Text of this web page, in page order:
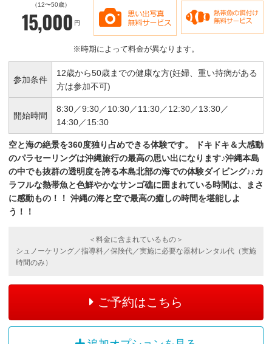
（12〜50歳）
15,000 円
※時期によって料金が異なります。
参加条件
12歳から50歳までの健康な方(妊婦、重い持病がある
方は参加不可)
開始時間
8:30／9:30／10:30／11:30／12:30／13:30／
14:30／15:30
空と海の絶景を360度独り占めできる体験です。
ドキドキ＆大感動
のパラセーリングは沖縄旅行の最高の思い出になります♪沖縄本島
の中でも抜群の透明度を誇る本島北部の海での体験ダイビング♪♪カ
ラフルな熱帯魚と色鮮やかなサンゴ礁に囲まれている時間は、まさ
に感動もの！！ 沖縄の海と空で最高の癒しの時間を堪能しよ
う！！
＜料金に含まれているもの＞
シュノーケリング／指導料／保険代／実施に必要な器材レンタル代（実施
時間のみ）
ご予約はこちら